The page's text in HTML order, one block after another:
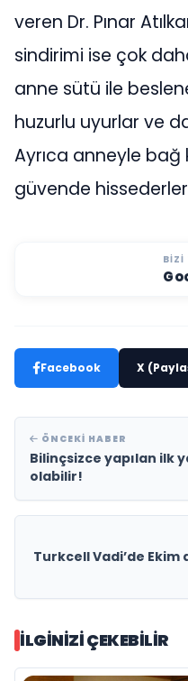
veren Dr. Pınar
sindirimi ise çok
anne sütü ile
huzurlu uyurlar ve
Ayrıca anneyle bağ
güvende
BIZI
Facebook X
ÖNCEKI HABER
Bilinçsizce yapılan ilk
olabilir!
Turkcell Vadi’de Ekim ayında da konserler devam
İLGINIZI ÇEKEBILIR